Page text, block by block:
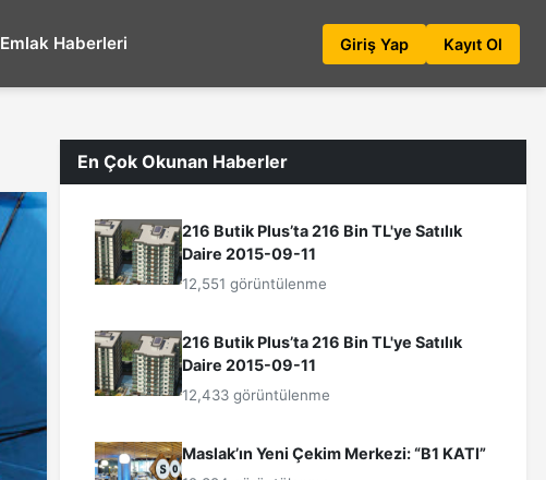
Emlak Haberleri Giriş Yap Kayıt Ol
En Çok Okunan Haberler
216 Butik Plus’ta 216 Bin TL'ye Satılık
Daire 2015-09-11
12,551 görüntülenme
216 Butik Plus’ta 216 Bin TL'ye Satılık
Daire 2015-09-11
12,433 görüntülenme
Maslak’ın Yeni Çekim Merkezi: “B1 KATI”